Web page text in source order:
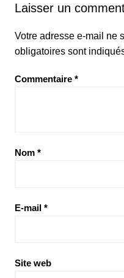
Laisser un
Votre adresse e-mail ne
obligatoires sont
Commentaire *
Nom *
E-mail *
Site web